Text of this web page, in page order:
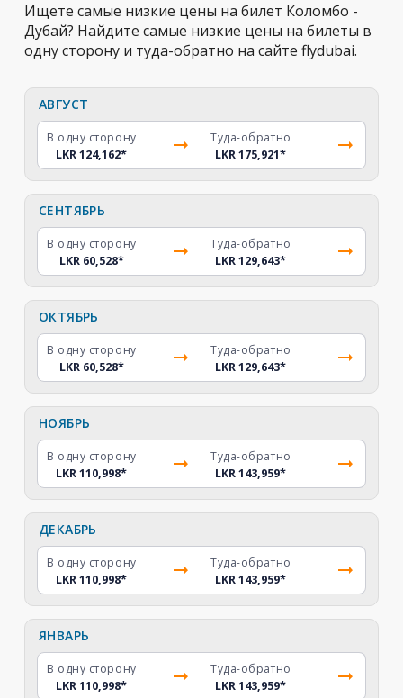
Ищете самые низкие цены на билет Коломбо -
Дубай? Найдите самые низкие цены на билеты в
одну сторону и туда-обратно на сайте flydubai.
АВГУСТ
В одну сторону
LKR 124,162*
Туда-обратно
LKR 175,921*
СЕНТЯБРЬ
В одну сторону
LKR 60,528*
Туда-обратно
LKR 129,643*
ОКТЯБРЬ
В одну сторону
LKR 60,528*
Туда-обратно
LKR 129,643*
НОЯБРЬ
В одну сторону
LKR 110,998*
Туда-обратно
LKR 143,959*
ДЕКАБРЬ
В одну сторону
LKR 110,998*
Туда-обратно
LKR 143,959*
ЯНВАРЬ
В одну сторону
LKR 110,998*
Туда-обратно
LKR 143,959*